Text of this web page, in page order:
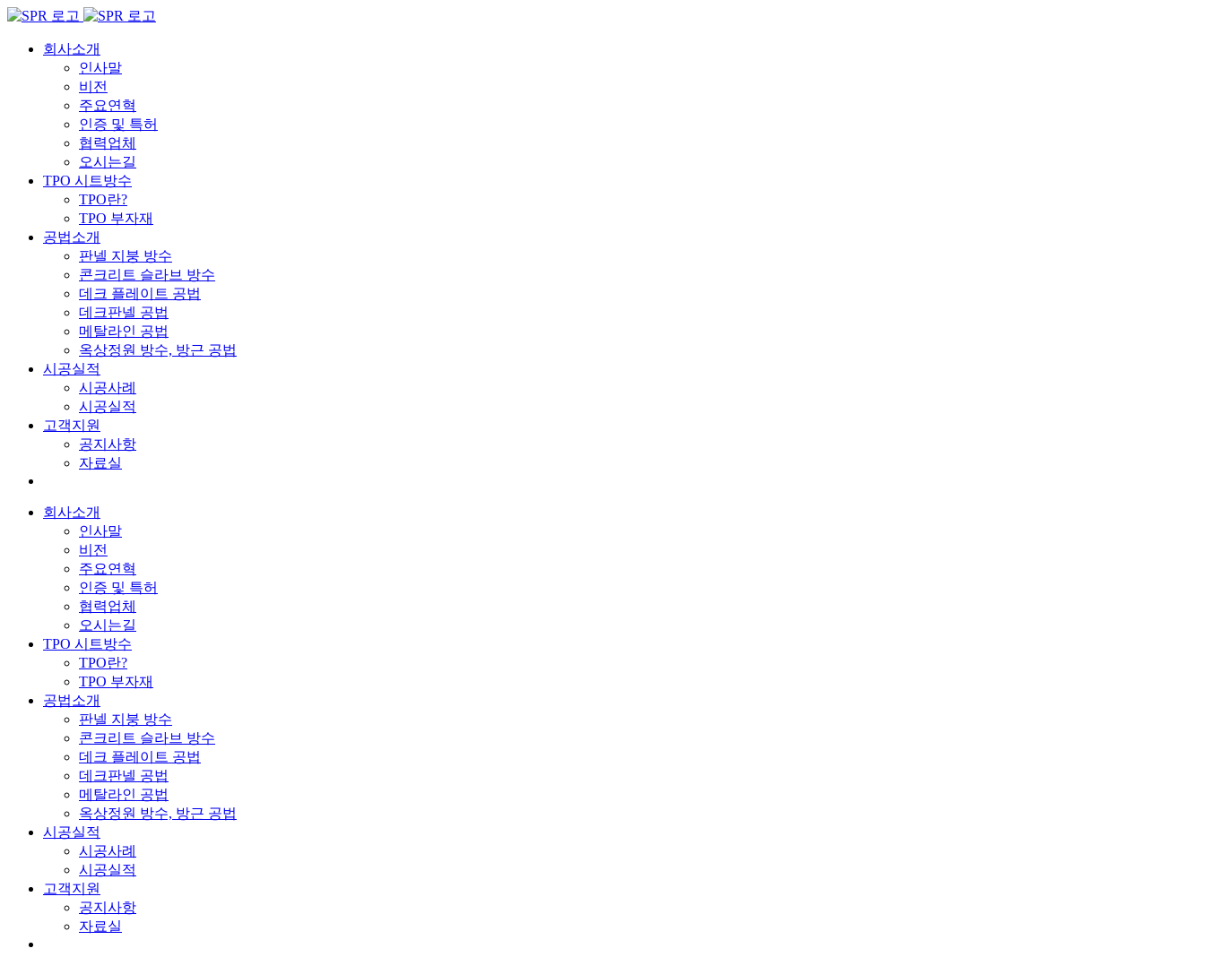
Skip
content회사소개
인사말
비전
주요연혁
인증 및 특허
협력업체
오시는길
TPO 시트방수
TPO란?
TPO 부자재
공법소개
판넬 지붕 방수
콘크리트 슬라브 방수
데크 플레이트 공법
데크판넬 공법
메탈라인 공법
옥상정원 방수, 방근 공법
시공실적
시공사례
시공실적
고객지원
공지사항
자료실
회사소개
인사말
비전
주요연혁
인증 및 특허
협력업체
오시는길
TPO 시트방수
TPO란?
TPO 부자재
공법소개
판넬 지붕 방수
콘크리트 슬라브 방수
데크 플레이트 공법
데크판넬 공법
메탈라인 공법
옥상정원 방수, 방근 공법
시공실적
시공사례
시공실적
고객지원
공지사항
자료실